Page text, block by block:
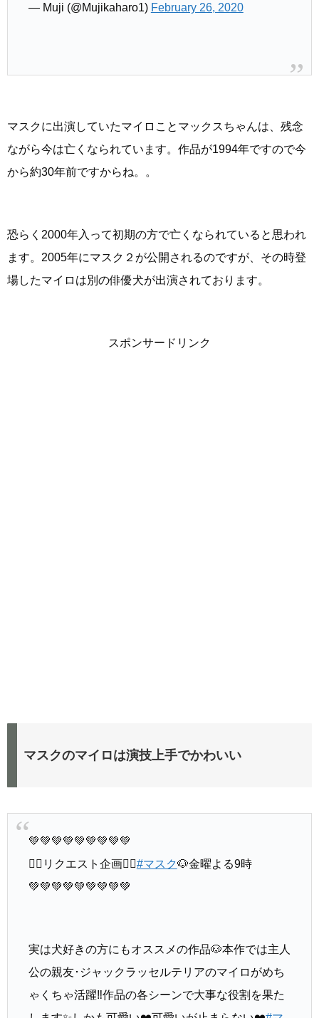
— Muji (@Mujikaharo1) February 26, 2020
マスクに出演していたマイロことマックスちゃんは、残念
ながら今は亡くなられています。作品が1994年ですので今
から約30年前ですからね。。
恐らく2000年入って初期の方で亡くなられていると思われ
ます。2005年にマスク２が公開されるのですが、その時登
場したマイロは別の俳優犬が出演されております。
スポンサードリンク
マスクのマイロは演技上手でかわいい
💚💚💚💚💚💚💚💚💚
🐕‍🦺リクエスト企画🐕‍🦺#マスク🐶金曜よる9時
💚💚💚💚💚💚💚💚💚
実は犬好きの方にもオススメの作品🐶本作では主人
公の親友･ジャックラッセルテリアのマイロがめち
ゃくちゃ活躍‼️作品の各シーンで大事な役割を果た